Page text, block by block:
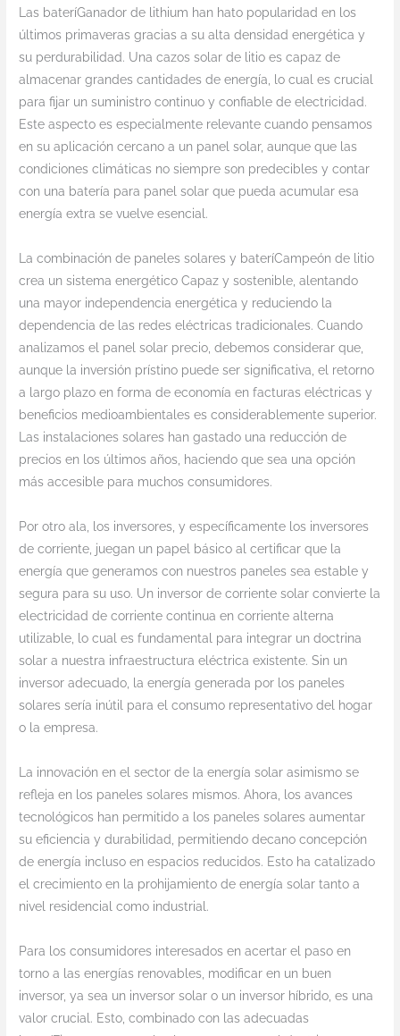
Las bateríGanador de lithium han hato popularidad en los
últimos primaveras gracias a su alta densidad energética y
su perdurabilidad. Una cazos solar de litio es capaz de
almacenar grandes cantidades de energía, lo cual es crucial
para fijar un suministro continuo y confiable de electricidad.
Este aspecto es especialmente relevante cuando pensamos
en su aplicación cercano a un panel solar, aunque que las
condiciones climáticas no siempre son predecibles y contar
con una batería para panel solar que pueda acumular esa
energía extra se vuelve esencial.
La combinación de paneles solares y bateríCampeón de litio
crea un sistema energético Capaz y sostenible, alentando
una mayor independencia energética y reduciendo la
dependencia de las redes eléctricas tradicionales. Cuando
analizamos el panel solar precio, debemos considerar que,
aunque la inversión prístino puede ser significativa, el retorno
a largo plazo en forma de economía en facturas eléctricas y
beneficios medioambientales es considerablemente superior.
Las instalaciones solares han gastado una reducción de
precios en los últimos años, haciendo que sea una opción
más accesible para muchos consumidores.
Por otro ala, los inversores, y específicamente los inversores
de corriente, juegan un papel básico al certificar que la
energía que generamos con nuestros paneles sea estable y
segura para su uso. Un inversor de corriente solar convierte la
electricidad de corriente continua en corriente alterna
utilizable, lo cual es fundamental para integrar un doctrina
solar a nuestra infraestructura eléctrica existente. Sin un
inversor adecuado, la energía generada por los paneles
solares sería inútil para el consumo representativo del hogar
o la empresa.
La innovación en el sector de la energía solar asimismo se
refleja en los paneles solares mismos. Ahora, los avances
tecnológicos han permitido a los paneles solares aumentar
su eficiencia y durabilidad, permitiendo decano concepción
de energía incluso en espacios reducidos. Esto ha catalizado
el crecimiento en la prohijamiento de energía solar tanto a
nivel residencial como industrial.
Para los consumidores interesados en acertar el paso en
torno a las energías renovables, modificar en un buen
inversor, ya sea un inversor solar o un inversor híbrido, es una
valor crucial. Esto, combinado con las adecuadas